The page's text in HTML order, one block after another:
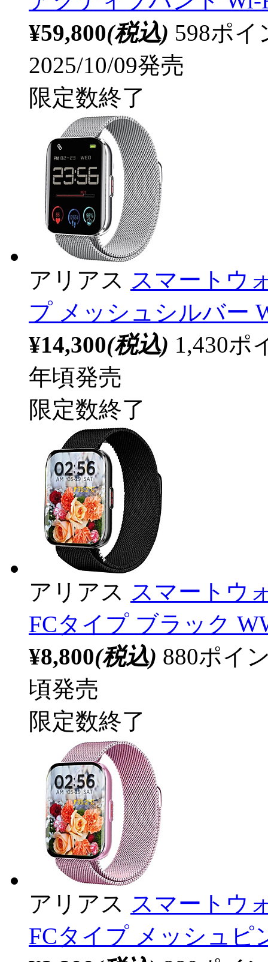
¥59,800(税込) 598ポ
2025/10/09発売
限定数終了
アリアス スマートウ
プ メッシュシルバー
¥14,300(税込) 1,430ポ
年頃発売
限定数終了
アリアス スマートウ
FCタイプ ブラック
¥8,800(税込) 880ポイ
頃発売
限定数終了
アリアス スマートウ
FCタイプ メッシュピ